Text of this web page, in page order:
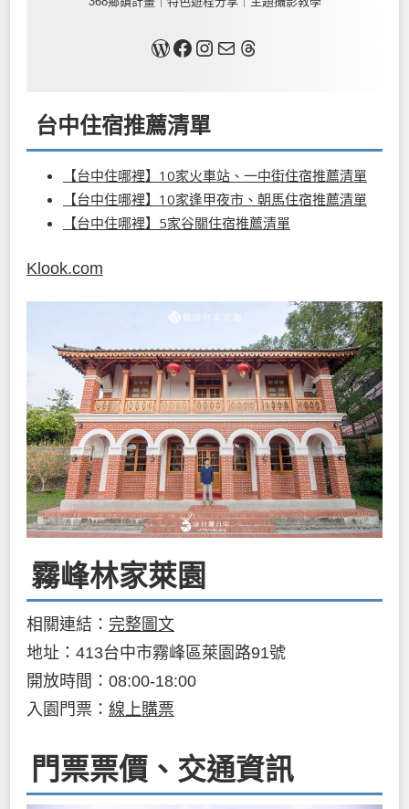
關於我Facebook InstagramMail Threads
台中住宿推薦清單
【台中住哪裡】10家火車站、一中街住宿推薦清單
【台中住哪裡】10家逢甲夜市、朝馬住宿推薦清單
【台中住哪裡】5家谷關住宿推薦清單
Klook.com
霧峰林家萊園
相關連結： 完整圖文
地址：413台中市霧峰區萊園路91號
開放時間：08:00-18:00
入園門票： 線上購票
門票票價、交通資訊